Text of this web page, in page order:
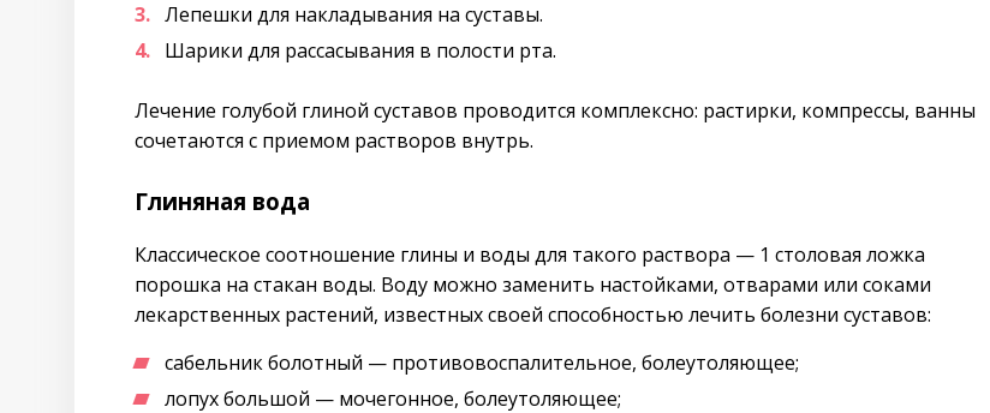
Лепешки для накладывания на суставы.
Шарики для рассасывания в полости рта.
Лечение голубой глиной суставов проводится комплексно: растирки, компрессы, ванны
сочетаются с приемом растворов внутрь.
Глиняная вода
Классическое соотношение глины и воды для такого раствора — 1 столовая ложка
порошка на стакан воды. Воду можно заменить настойками, отварами или соками
лекарственных растений, известных своей способностью лечить болезни суставов:
сабельник болотный — противовоспалительное, болеутоляющее;
лопух большой — мочегонное, болеутоляющее;